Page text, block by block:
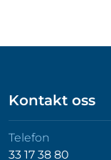
Kontakt oss
Telefon
33 17 38 80